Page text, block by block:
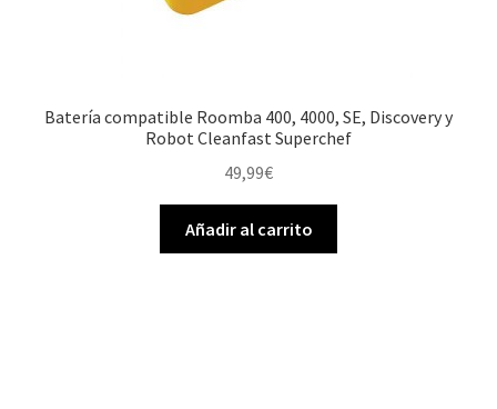
Batería compatible Roomba 400, 4000, SE, Discovery y
Robot Cleanfast Superchef
49,99€
Añadir al carrito